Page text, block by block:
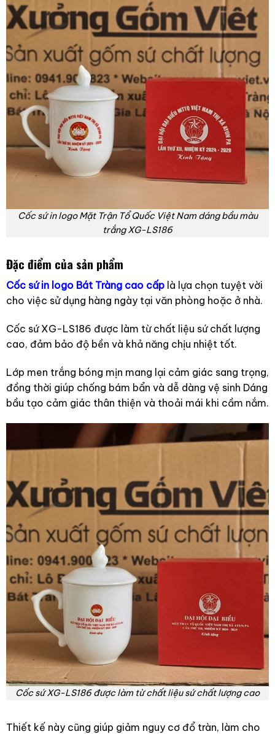
Cốc sứ in logo Mặt Trận Tổ Quốc Việt Nam dáng bầu màu
trắng XG-LS186
Đặc điểm của sản phẩm
Cốc sứ in logo Bát Tràng cao cấplà lựa chọn tuyệt vời
cho việc sử dụng hàng ngày tại văn phòng hoặc ở nhà.
Cốc sứ XG-LS186 được làm từ chất liệu sứ chất lượng
cao, đảm bảo độ bền và khả năng chịu nhiệt tốt.
Lớp men trắng bóng mịn mang lại cảm giác sang trọng,
đồng thời giúp chống bám bẩn và dễ dàng vệ sinh Dáng
bầu tạo cảm giác thân thiện và thoải mái khi cầm nắm.
Cốc sứ XG-LS186 được làm từ chất liệu sứ chất lượng cao
Thiết kế này cũng giúp giảm nguy cơ đổ tràn, làm cho